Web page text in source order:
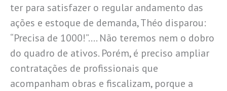
ter para satisfazer o regular andamento das
ações e estoque de demanda, Théo disparou:
“Precisa de 1000!”…. Não teremos nem o dobro
do quadro de ativos. Porém, é preciso ampliar
contratações de profissionais que
acompanham obras e fiscalizam, porque a